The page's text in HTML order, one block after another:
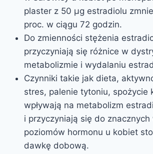
plaster z 50 µg estradiolu
proc. w ciągu 72 godzin.
Do zmienności stężenia
przyczyniają się różnice w
metabolizmie i wydalaniu
Czynniki takie jak dieta,
stres, palenie tytoniu, spożycie
wpływają na metabolizm
i przyczyniają się do znacznych
poziomów hormonu u kobiet
dawkę dobową.